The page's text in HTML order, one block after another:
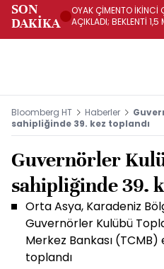
SON
DAKİKA
OYAK ÇİMENTO İKİNCİ
AÇIKLADI; BEKLENTİ 1,5
Bloomberg HT Haberler
sahipliğinde 39. kez toplandı
Guvernörler
sahipliğinde 39.
Orta Asya, Karadeniz
Guvernörler Kulübü
Merkez Bankası
toplandı